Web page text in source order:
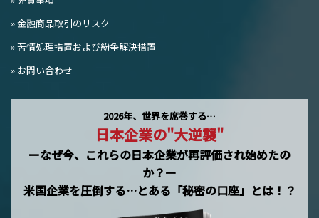
» 金融商品取引のリスク
» 苦情処理措置および紛争解決措置
» お問い合わせ
2026年、世界を席巻する…
日本企業の"大逆襲"
ーなぜ今、これらの日本企業が再評価され始めたの
か？ー
米国企業を圧倒する…とある「秘密の口座」とは！？